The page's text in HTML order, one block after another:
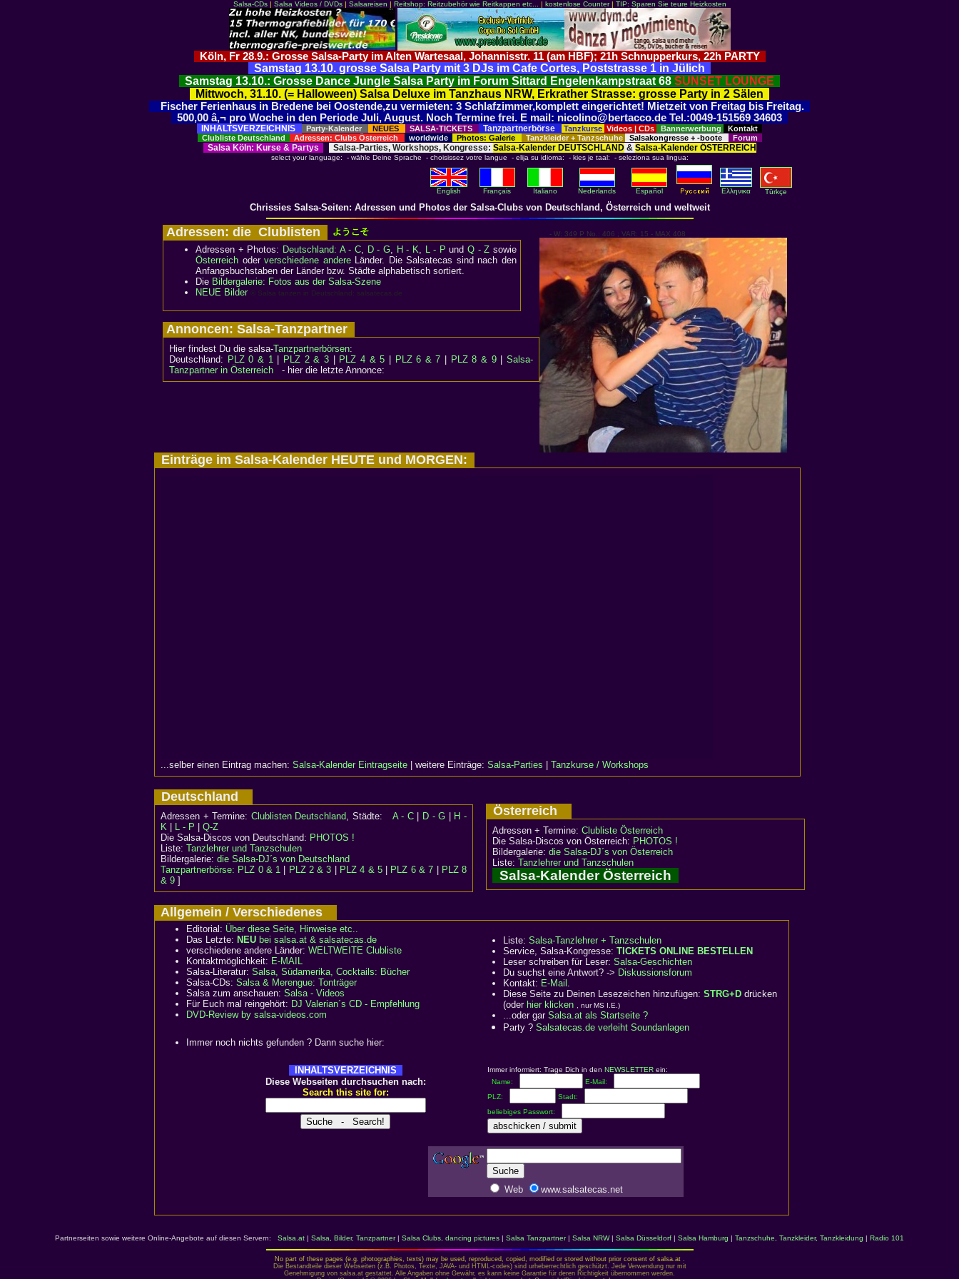
Salsa-CDs| Salsa Videos / DVDs| Salsareisen | Reitshop: Reitzubehör wie Reitkappen etc... | kostenlose Counter| TIP: Sparen Sie teure Heizkosten
Köln, Fr 28.9.: Grosse Salsa-Party im Alten Wartesaal, Johannisstr. 11 (am HBF); 21h Schnupperkurs, 22h PARTY
Samstag 13.10. grosse Salsa Party mit 3 DJs im Cafe Cortes, Poststrasse 1 in Jülich
Samstag 13.10.: Grosse Dance Jungle Salsa Party im Forum Sittard Engelenkampstraat 68 SUNSET LOUNGE
Mittwoch, 31.10. (= Halloween) Salsa Deluxe im Tanzhaus NRW, Erkrather Strasse: grosse Party in 2 Sälen
Fischer Ferienhaus in Bredene bei Oostende,zu vermieten: 3 Schlafzimmer,komplett eingerichtet! Mietzeit von Freitag bis Freitag.
500,00 â‚¬ pro Woche in den Periode Juli, August. Noch Termine frei. E mail: nicolino@bertacco.de Tel.:0049-151569 34603
INHALTSVERZEICHNIS Party-Kalender NEUES SALSA-TICKETS Tanzpartnerbörse Tanzkurse Videos | CDs Bannerwerbung
Kontakt
Clubliste Deutschland
Adressen: Clubs Österreich worldwide Photos: Galerie Tanzkleider + Tanzschuhe Salsakongresse + -boote Forum
Salsa Köln: Kurse& Partys Salsa-Parties, Workshops, Kongresse: Salsa-Kalender DEUTSCHLAND& Salsa-Kalender ÖSTERREICH
select your language: - wähle Deine Sprache - choisissez votre langue - elija su idioma: - kies je taal: - seleziona sua lingua:
English Français Italiano Nederlands Español Eλληνικα Türkçe
Chrissies Salsa-Seiten: Adressen und Photos der Salsa-Clubs von Deutschland, Österreich und weltweit
Adressen: die Clublisten
Adressen + Photos: Deutschland: A - C, D - G, H - K, L - P undQ - Z sowie
Österreich oderverschiedene andereLänder. Die Salsatecas sind nach den
Anfangsbuchstaben der Länder bzw. Städte alphabetisch sortiert.
Die Bildergalerie: Fotos aus der Salsa-Szene
NEUE Bilder
© Salsa tanzen in Deutschland: salsatecas.de
Annoncen: Salsa-Tanzpartner
Hier findest Du die salsa-Tanzpartnerbörsen:
Deutschland: PLZ 0 & 1| PLZ 2 & 3| PLZ 4 & 5 PLZ 6 & 7 PLZ 8 & 9|Salsa-
Tanzpartner in Österreich - hier die letzte Annonce:
Einträge im Salsa-Kalender HEUTE und MORGEN:
...selber einen Eintrag machen: Salsa-Kalender Eintragseite | weitere Einträge: Salsa-Parties Tanzkurse / Workshops
Deutschland
Adressen + Termine: Clublisten Deutschland, Städte: A - C| D - G
H -
K
L - P
Q-Z
Die Salsa-Discos von Deutschland: PHOTOS !
Liste: Tanzlehrer und Tanzschulen
Bildergalerie: die Salsa-DJ´s von Deutschland
Tanzpartnerbörse: PLZ 0 & 1 PLZ 2 & 3 PLZ 4 & 5| PLZ 6 & 7
PLZ 8
& 9 ]
Österreich
Adressen + Termine: Clubliste Österreich
Die Salsa-Discos von Österreich: PHOTOS !
Bildergalerie: die Salsa-DJ´s von Österreich
Liste: Tanzlehrer und Tanzschulen
Salsa-Kalender Österreich
Allgemein / Verschiedenes
Editorial: Über diese Seite, Hinweise etc..
Das Letzte: NEU bei salsa.at & salsatecas.de
verschiedene andere Länder: WELTWEITE Clubliste
Kontaktmöglichkeit: E-MAIL
Salsa-Literatur: Salsa, Südamerika, Cocktails: Bücher
Salsa-CDs: Salsa & Merengue: Tonträger
Salsa zum anschauen: Salsa - Videos
Für Euch mal reingehört: DJ Valerian´s CD - Empfehlung
DVD-Review by salsa-videos.com
Immer noch nichts gefunden ? Dann suche hier:
Liste: Salsa-Tanzlehrer + Tanzschulen
Service, Salsa-Kongresse: TICKETS ONLINE BESTELLEN
Leser schreiben für Leser: Salsa-Geschichten
Du suchst eine Antwort? -> Diskussionsforum
Kontakt: E-Mail .
Diese Seite zu Deinen Lesezeichen hinzufügen: STRG+D drücken
(oder hier klicken , nur MS I.E.)
...oder gar Salsa.at als Startseite ?
Party ? Salsatecas.de verleiht Soundanlagen
INHALTSVERZEICHNIS
Diese Webseiten durchsuchen nach:
Search this site for:
Immer informiert: Trage Dich in den NEWSLETTER ein:
Name:
E-Mail:
PLZ:
Stadt:
beliebiges Passwort:
Web www.salsatecas.net
Partnerseiten sowie weitere Online-Angebote auf diesen Servern: Salsa.at | Salsa, Bilder, Tanzpartner| Salsa Clubs, dancing pictures | Salsa Tanzpartner| Salsa NRW| Salsa Düsseldorf | Salsa Hamburg | Tanzschuhe, Tanzkleider, Tanzkleidung | Radio 101
No part of these pages (e.g. photographies, texts) may be used, reproduced, copied, modified or stored without prior consent of salsa.at .
Die Bestandteile dieser Webseiten (z.B. Photos, Texte, JAVA- und HTML-codes) sind urheberrechtlich geschützt. Jede Verwendung nur mit
Genehmigung von salsa.at gestattet. Alle Angaben ohne Gewähr, es kann keine Garantie für deren Richtigkeit übernommen werden.